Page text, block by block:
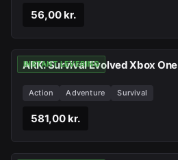
56,00 kr.
INSTANT LEVERING
ARK: Survival Evolved Xbox One
Action Adventure Survival
581,00 kr.